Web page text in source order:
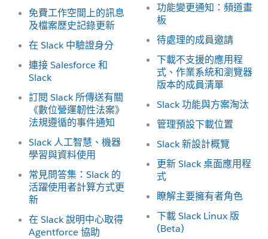
免費工作空間上的訊息
及檔案歷史記錄更新
在 Slack 中驗證身分
連接 Salesforce 和
Slack
訂閱 Slack 所傳送有關
《數位營運韌性法案》
法規遵循的事件通知
Slack 人工智慧、機器
學習與資料使用
常見問答集：Slack 的
活躍使用者計算方式更
新
在 Slack 說明中心取得
Agentforce 協助
功能變更通知：頻道畫
板
待處理的成員邀請
下載不支援的應用程
式、作業系統和瀏覽器
版本的成員清單
Slack 功能與方案淘汰
管理預設下載位置
Slack 新設計概覽
更新 Slack 桌面應用程
式
瞭解主要擁有者角色
下載 Slack Linux 版
(Beta)